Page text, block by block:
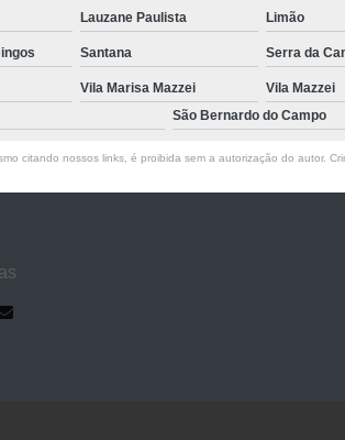
Lauzane Paulista Limão
Santana Serra da
Vila Marisa Mazzei Vila Mazzei
São Bernardo do Campo
citando nossos links, é proibida sem a autorização do autor.